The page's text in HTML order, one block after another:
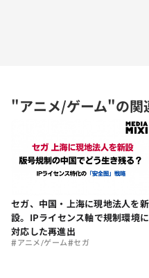
"アニメ/ゲーム"の関
セガ、中国・上海に現地法人を新
設。IPライセンス軸で規制環境に
対応した再進出
#アニメ/ゲーム#セガ